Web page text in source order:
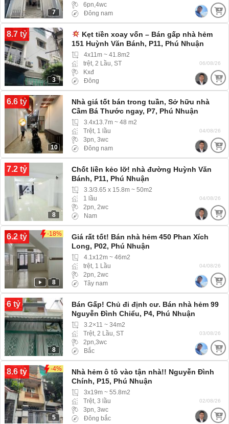
7
6pn,4wc
Đông nam
8.7 tỷ
3
Kẹt tiền xoay vốn – Bán gấp nhà hẻm
151 Huỳnh Văn Bánh, P11, Phú Nhuận
4x11m ~ 41.8m2
trệt, 2 Lầu, ST
Kxđ
Đông
06/08/26
6.6 tỷ
10
Nhà giá tốt bán trong tuần, Sở hữu nhà
Cầm Bá Thước ngay, P7, Phú Nhuận
3.4x13.7m ~ 48 m2
Trệt, 1 lầu
3pn, 3wc
Đông nam
04/08/26
7.2 tỷ
8
Chốt liền kẻo lỡ! nhà đường Huỳnh Văn
Bánh, P11, Phú Nhuận
3.3/3.65 x 15.8m ~ 50m2
1 lầu
2pn, 2wc
Nam
04/08/26
6.2 tỷ -18%
8
Giá rất tốt! Bán nhà hẻm 450 Phan Xích
Long, P02, Phú Nhuận
4.1x12m ~ 46m2
trệt, 1 Lầu
2pn, 2wc
Tây nam
04/08/26
6 tỷ
8
Bán Gấp! Chủ đi định cư. Bán nhà hẻm 99
Nguyễn Đình Chiểu, P4, Phú Nhuận
3.2×11 ~ 34m2
Trệt, 2 Lầu, ST
2pn,3wc
Bắc
03/08/26
8.6 tỷ -4%
5
Nhà hẻm ô tô vào tận nhà!! Nguyễn Đình
Chính, P15, Phú Nhuận
3x19m ~ 55.8m2
Trệt, 3 lầu
3pn, 3wc
Đông bắc
02/08/26